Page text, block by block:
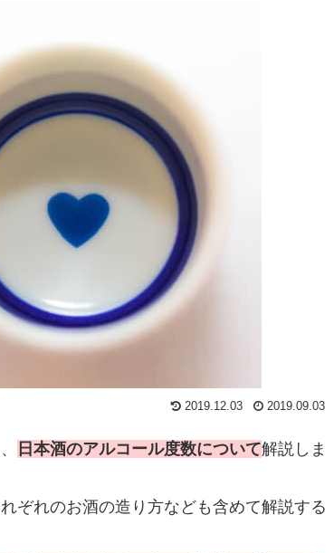
2019.12.03 2019.09.03
日本酒のアルコール度数について解説しま
ぞれのお酒の造り方なども含めて解説する